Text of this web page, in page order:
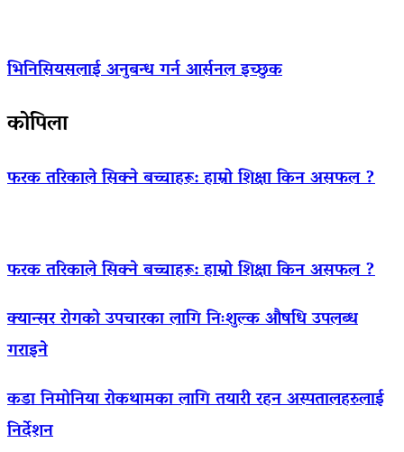
भिनिसियसलाई अनुबन्ध गर्न आर्सनल इच्छुक
कोपिला
फरक तरिकाले सिक्ने बच्चाहरू: हाम्रो शिक्षा किन असफल ?
फरक तरिकाले सिक्ने बच्चाहरू: हाम्रो शिक्षा किन असफल ?
क्यान्सर रोगको उपचारका लागि निःशुल्क औषधि उपलब्ध
गराइने
कडा निमोनिया रोकथामका लागि तयारी रहन अस्पतालहरुलाई
निर्देशन